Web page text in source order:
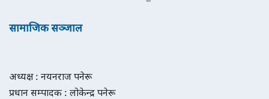
सामाजिक सञ्जाल
अध्यक्ष : नयनराज पनेरू
प्रधान सम्पादक : लोकेन्द्र पनेरू